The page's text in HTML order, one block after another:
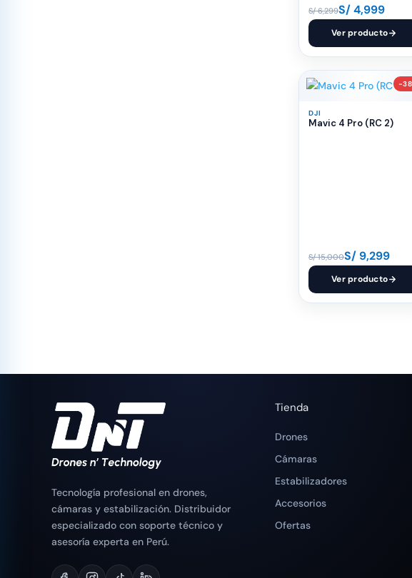
S/6,299S/4,999
Ver producto
-
DJI
Mavic 4 Pro (RC 2)
S/15,000S/9,299
Ver producto
Tecnología profesional en drones,
cámaras y estabilización. Distribuidor
especializado con soporte técnico y
asesoría experta en Perú.
Tienda
Drones
Cámaras
Estabilizadores
Accesorios
Ofertas